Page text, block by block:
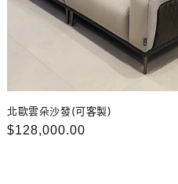
北歐雲朵沙發(可客製)
定
$128,000.00